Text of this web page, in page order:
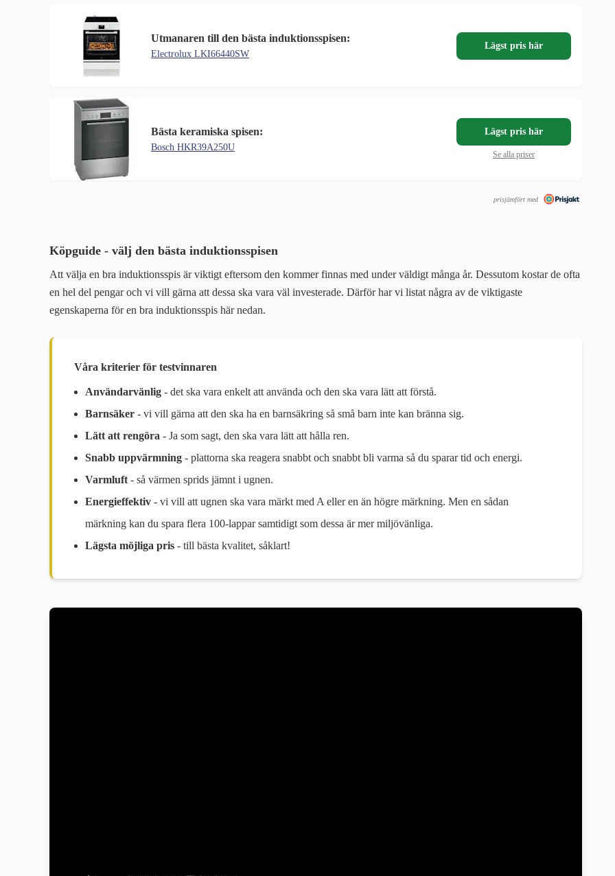
Utmanaren till den bästa induktionsspisen:
Electrolux LKI66440SW
Lägst pris här
Bästa keramiska spisen:
Bosch HKR39A250U
Lägst pris här
Se alla priser
prisjämfört med
Köpguide - välj den bästa induktionsspisen
Att välja en bra induktionsspis är viktigt eftersom den kommer finnas med under väldigt många år. Dessutom kostar de ofta
en hel del pengar och vi vill gärna att dessa ska vara väl investerade. Därför har vi listat några av de viktigaste
egenskaperna för en bra induktionsspis här nedan.
Våra kriterier för testvinnaren
Användarvänlig - det ska vara enkelt att använda och den ska vara lätt att förstå.
Barnsäker - vi vill gärna att den ska ha en barnsäkring så små barn inte kan bränna sig.
Lätt att rengöra - Ja som sagt, den ska vara lätt att hålla ren.
Snabb uppvärmning - plattorna ska reagera snabbt och snabbt bli varma så du sparar tid och energi.
Varmluft - så värmen sprids jämnt i ugnen.
Energieffektiv - vi vill att ugnen ska vara märkt med A eller en än högre märkning. Men en sådan
märkning kan du spara flera 100-lappar samtidigt som dessa är mer miljövänliga.
Lägsta möjliga pris - till bästa kvalitet, såklart!